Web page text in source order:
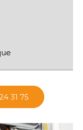
31 75